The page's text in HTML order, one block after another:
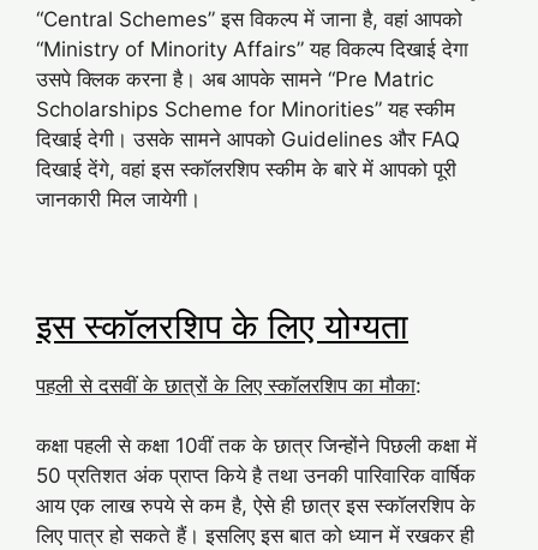
“Central Schemes” इस विकल्प में जाना है, वहां आपको
“Ministry of Minority Affairs” यह विकल्प दिखाई देगा
उसपे क्लिक करना है। अब आपके सामने “Pre Matric
Scholarships Scheme for Minorities” यह स्कीम
दिखाई देगी। उसके सामने आपको Guidelines और FAQ
दिखाई देंगे, वहां इस स्कॉलरशिप स्कीम के बारे में आपको पूरी
जानकारी मिल जायेगी।
इस स्कॉलरशिप के लिए योग्यता
पहली से दसवीं के छात्रों के लिए स्कॉलरशिप का मौका:
कक्षा पहली से कक्षा 10वीं तक के छात्र जिन्होंने पिछली कक्षा में
50 प्रतिशत अंक प्राप्त किये है तथा उनकी पारिवारिक वार्षिक
आय एक लाख रुपये से कम है, ऐसे ही छात्र इस स्कॉलरशिप के
लिए पात्र हो सकते हैं। इसलिए इस बात को ध्यान में रखकर ही